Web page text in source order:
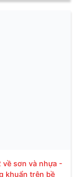
về sơn và nhựa -
khuẩn trên bề